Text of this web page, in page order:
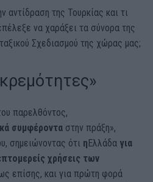
αντίδραση της Τουρκίας και τι
να χαράξει τα σύνορα της
Σχεδιασμού της χώρας μας;
παρελθόντος,
συμφέροντα στην πράξη»,
σημειώνοντας ότι ηΕλλάδα για
χρήσεις των
επίσης, και για πρώτη φορά